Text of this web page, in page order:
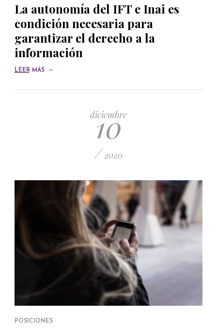
La autonomía del IFT e Inai es
condición necesaria para
garantizar el derecho a la
información
LEER MÁS →
diciembre
10
/ 2020
POSICIONES